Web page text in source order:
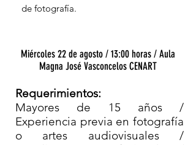
de fotografía.
Miércoles 22 de agosto / 13:00 horas / Aula
Magna José Vasconcelos CENART
Requerimientos:
Mayores de 15 años /
Experiencia previa en fotografía
o artes audiovisuales /